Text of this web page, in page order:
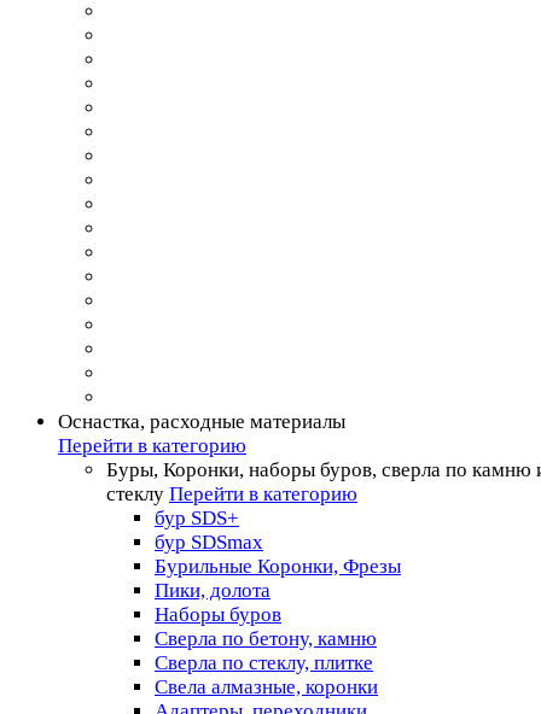
Оснастка, расходные материалы
Перейти в категорию
Буры, Коронки, наборы буров, сверла по камню
стеклу Перейти в категорию
бур SDS+
бур SDSmax
Бурильные Коронки, Фрезы
Пики, долота
Наборы буров
Сверла по бетону, камню
Сверла по стеклу, плитке
Свела алмазные, коронки